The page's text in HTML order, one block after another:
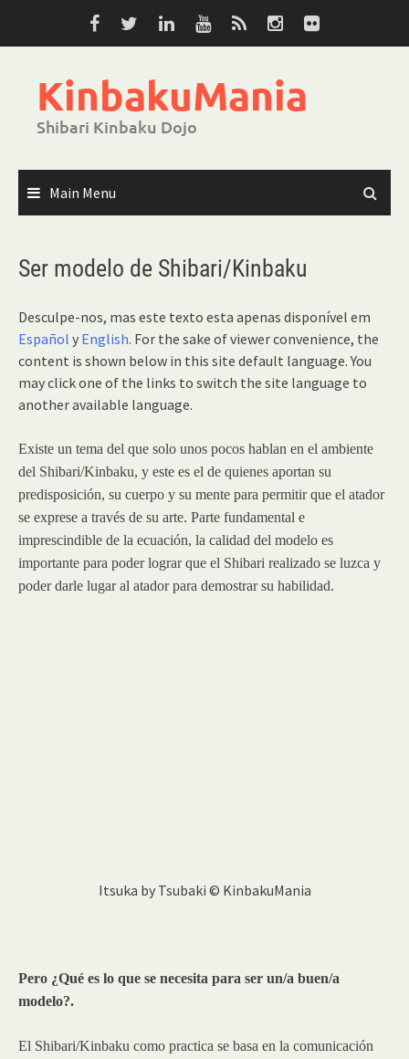
KinbakuMania
Shibari Kinbaku Dojo
Main Menu
Ser modelo de Shibari/Kinbaku
Desculpe-nos, mas este texto esta apenas disponível em
Español y English. For the sake of viewer convenience, the
content is shown below in this site default language. You
may click one of the links to switch the site language to
another available language.
Existe un tema del que solo unos pocos hablan en el ambiente
del Shibari/Kinbaku, y este es el de quienes aportan su
predisposición, su cuerpo y su mente para permitir que el atador
se exprese a través de su arte. Parte fundamental e
imprescindible de la ecuación, la calidad del modelo es
importante para poder lograr que el Shibari realizado se luzca y
poder darle lugar al atadorpara demostrar su habilidad.
Itsuka by Tsubaki © KinbakuMania
Pero ¿Qué es lo que se necesita para ser un/a buen/a
modelo?.
El Shibari/Kinbaku como practica se basa en la comunicación